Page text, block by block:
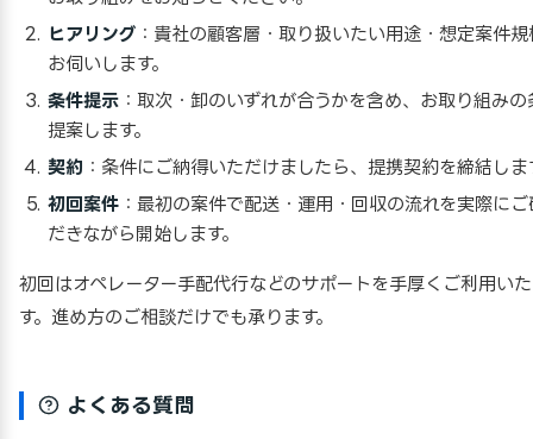
ヒアリング ：貴社の顧客層・取り扱いたい用途・想定案件
お伺いします。
条件提示 ：取次・卸のいずれが合うかを含め、お取り組みの
提案します。
契約 ：条件にご納得いただけましたら、提携契約を締結しま
初回案件 ：最初の案件で配送・運用・回収の流れを実際に
だきながら開始します。
初回はオペレーター手配代行などのサポートを手厚くご利用い
す。進め方のご相談だけでも承ります。
よくある質問